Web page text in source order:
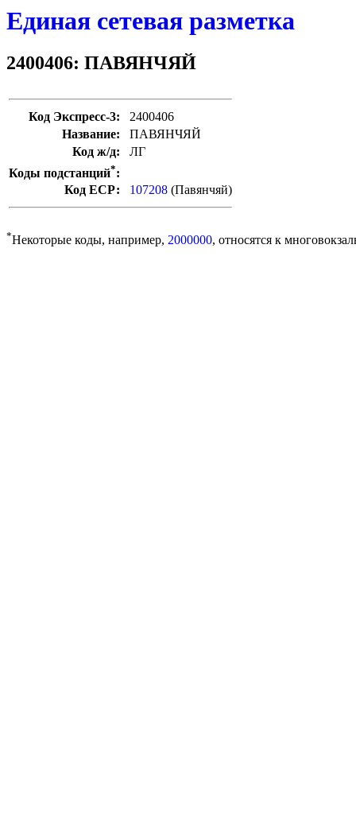
Единая сетевая разметка
2400406: ПАВЯНЧЯЙ
Код Экспресс-3:
2400406
Название:
ПАВЯНЧЯЙ
Код ж/д:
ЛГ
Коды подстанций*:
Код ЕСР:
107208 (Павянчяй)
*Некоторые коды, например, 2000000, относятся к